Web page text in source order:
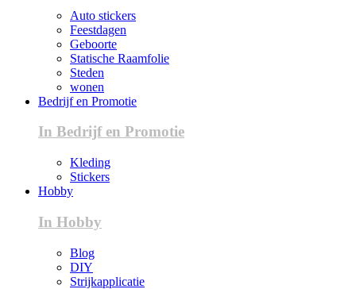
Auto stickers
Feestdagen
Geboorte
Statische Raamfolie
Steden
wonen
Bedrijf en Promotie
In Bedrijf en Promotie
Kleding
Stickers
Hobby
In Hobby
Blog
DIY
Strijkapplicatie